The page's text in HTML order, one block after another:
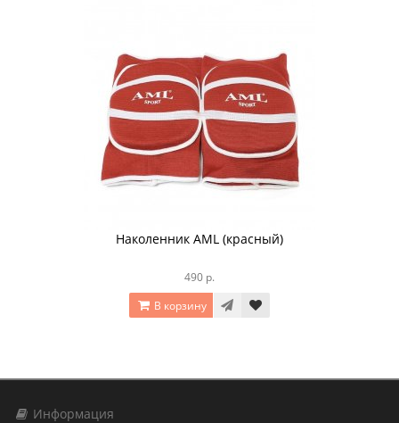
Наколенник AML (красный)
490 р.
В корзину
Информация